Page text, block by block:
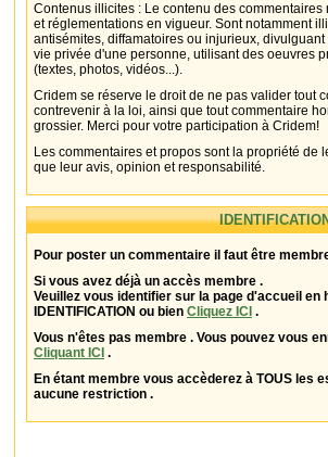
Contenus illicites : Le contenu des
et réglementations en vigueur. Sont notamment
antisémites, diffamatoires ou injurieux,
vie privée d'une personne, utilisant des oeuvres
(textes, photos, vidéos...).
Cridem se réserve le droit de ne pas valider tout
contrevenir à la loi, ainsi que tout commentaire
grossier. Merci pour votre participation à Cridem!
Les commentaires et propos sont la propriété de
que leur avis, opinion et responsabilité.
Pour poster un commentaire il faut être
Si vous avez déjà un accès membre .
Veuillez vous identifier sur la page d'accueil en
IDENTIFICATION ou bien Cliquez ICI .
Vous n'êtes pas membre . Vous pouvez vous
Cliquant ICI .
En étant membre vous accèderez à TOUS les
aucune restriction .